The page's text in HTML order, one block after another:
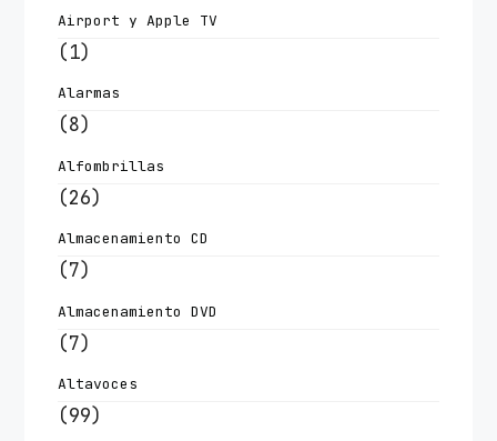
Airport y Apple TV
(1)
Alarmas
(8)
Alfombrillas
(26)
Almacenamiento CD
(7)
Almacenamiento DVD
(7)
Altavoces
(99)